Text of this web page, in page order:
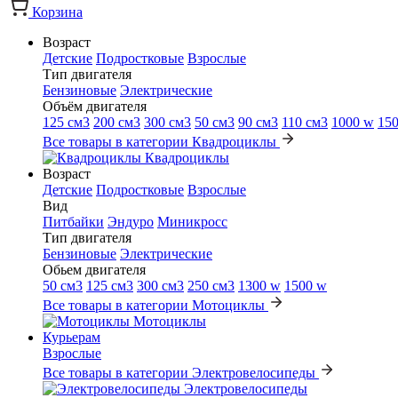
Корзина
Возраст
Детские Подростковые Взрослые
Тип двигателя
Бензиновые Электрические
Объём двигателя
125 см3 200 см3 300 см3 50 см3 90 см3 110 см3 1000 w
Все товары в категории Квадроциклы
Квадроциклы
Возраст
Детские Подростковые Взрослые
Вид
Питбайки Эндуро Миникросс
Тип двигателя
Бензиновые Электрические
Обьем двигателя
50 см3 125 см3 300 см3 250 см3 1300 w 1500 w
Все товары в категории Мотоциклы
Мотоциклы
Курьерам
Взрослые
Все товары в категории Электровелосипеды
Электровелосипеды